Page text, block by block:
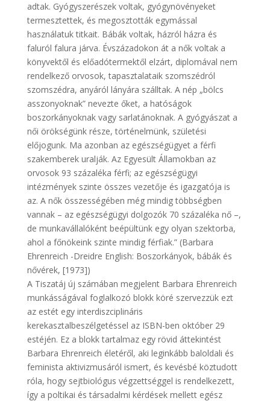
adtak. Gyógyszerészek voltak, gyógynövényeket
termesztettek, és megosztották egymással
használatuk titkait. Bábák voltak, házról házra és
faluról falura járva. Évszázadokon át a nők voltak a
könyvektől és előadótermektől elzárt, diplomával nem
rendelkező orvosok, tapasztalataik szomszédról
szomszédra, anyáról lányára szálltak. A nép „bölcs
asszonyoknak” nevezte őket, a hatóságok
boszorkányoknak vagy sarlatánoknak. A gyógyászat a
női örökségünk része, történelmünk, születési
előjogunk. Ma azonban az egészségügyet a férfi
szakemberek uralják. Az Egyesült Államokban az
orvosok 93 százaléka férfi; az egészségügyi
intézmények szinte összes vezetője és igazgatója is
az. A nők összességében még mindig többségben
vannak – az egészségügyi dolgozók 70 százaléka nő –,
de munkavállalóként beépültünk egy olyan szektorba,
ahol a főnökeink szinte mindig férfiak.” (Barbara
Ehrenreich -Dreidre English: Boszorkányok, bábák és
nővérek, [1973])
A Tiszatáj új számában megjelent Barbara Ehrenreich
munkásságával foglalkozó blokk köré szervezzük ezt
az estét egy interdiszciplináris
kerekasztalbeszélgetéssel az ISBN-ben október 29
estéjén. Ez a blokk tartalmaz egy rövid áttekintést
Barbara Ehrenreich életéről, aki leginkább baloldali és
feminista aktivizmusáról ismert, és kevésbé köztudott
róla, hogy sejtbiológus végzettséggel is rendelkezett,
így a poltikai és társadalmi kérdések mellett egész